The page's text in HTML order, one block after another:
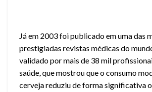
Já em 2003 foi publicado em uma das
prestigiadas revistas médicas do
validado por mais de 38 mil
saúde, que mostrou que o consumo
cerveja reduziu de forma significativa